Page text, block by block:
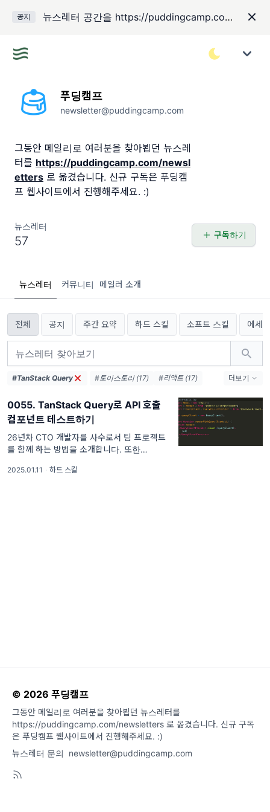
공지 뉴스레터 공간을 https://puddingcamp.com/newsletters 로 옮겼습니다.
푸딩캠프
newsletter@puddingcamp.com
그동안 메일리로 여러분을 찾아뵙던 뉴스레
터를 https://puddingcamp.com/newsl
etters 로 옮겼습니다. 신규 구독은 푸딩캠
프 웹사이트에서 진행해주세요. :)
뉴스레터
57 구독하기
뉴스레터 커뮤니티 메일러 소개
전체 공지 주간 요약 하드 스킬 소프트 스킬 에세
#TanStack Query #토이스토리 (17)
#리액트 (17)
#성장 (9)
#사수 (9)
#이력서 (8)
#PM (6)
#출시 (6)
#스터디 (6)
#학습 (5)
#피드백 (5)
#커피챗 (5)
더보기
0055. TanStack Query로 API 호출
컴포넌트 테스트하기
26년차 CTO 개발자를 사수로서 팀 프로젝트
를 함께 하는 방법을 소개합니다. 또한
팅하는 방법을 다룹니다.. 푸딩캠프 이야기 26
2025.01.11 · 하드 스킬
© 2026 푸딩캠프
그동안 메일리로 여러분을 찾아뵙던 뉴스레터를
https://puddingcamp.com/newsletters 로 옮겼습니다. 신규 구독
은 푸딩캠프 웹사이트에서 진행해주세요. :)
뉴스레터 문의
newsletter@puddingcamp.com